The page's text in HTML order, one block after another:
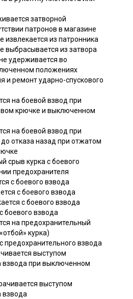
затворной
патронов в магазине
извлекается из патронника
выбрасывается из затвора
удерживается во
положениях
и ремонт ударно-спускового
на боевой взвод при
крючке и выключенном
на боевой взвод при
отказа назад при отжатом
срыв курка с боевого
предохранителя
с боевого взвода
с боевого взвода
с боевого взвода
боевого взвода
на предохранительный
курка)
предохранительного взвода
выступом
взвода при выключенном
выступом
взвода